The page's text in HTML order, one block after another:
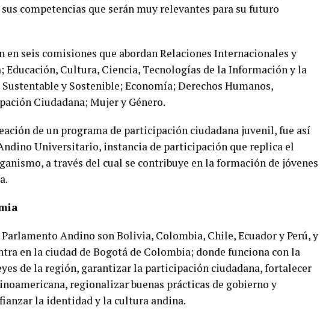
competencias que serán muy relevantes para su futuro
en seis comisiones que abordan Relaciones Internacionales y
Cultura, Ciencia, Tecnologías de la Información y la
y Sostenible; Economía; Derechos Humanos,
Ciudadana; Mujer y Género.
de un programa de participación ciudadana juvenil, fue así
Universitario, instancia de participación que replica el
a través del cual se contribuye en la formación de jóvenes
Andino son Bolivia, Colombia, Chile, Ecuador y Perú, y
en la ciudad de Bogotá de Colombia; donde funciona con la
de la región, garantizar la participación ciudadana, fortalecer
regionalizar buenas prácticas de gobierno y
la identidad y la cultura andina.